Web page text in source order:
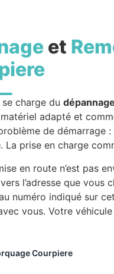
et
se charge du
adapté et
de démarrage
La prise en charge
en route n’est pas
l’adresse que vous
numéro indiqué sur
vous. Votre
Courpiere